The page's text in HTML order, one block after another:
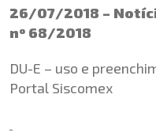
26/07/2018 –
nº 68/2018
DU-E – uso e
Portal Siscomex